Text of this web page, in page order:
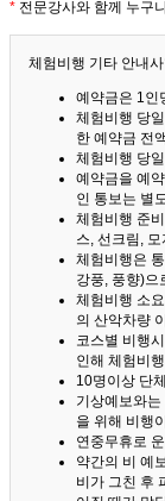
* 전문강사와 함께 누구
체험비행 기타 안내
예약금은 1인
체험비행 당
한 예약금 전
체험비행 당
예약금을 예
인 통보는 별
체험비행 준
스, 선크림,
체험비행은
강풍, 풍향)으
체험비행 소
의 산악차량
코스별 비행
인해 체험비
10명이상 단
기상예보와
을 위해 비행
연중무휴로
약간의 비 예
비가 그친 후